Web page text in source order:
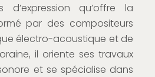
d’expression qu’offre la
par des compositeurs
électro-acoustique et de
il oriente ses travaux
et se spécialise dans